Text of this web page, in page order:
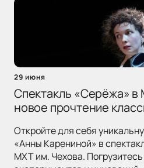
29 июня
Спектакль «Серёжа» в
новое прочтение
Откройте для себя
«Анны Карениной» в
МХТ им. Чехова.